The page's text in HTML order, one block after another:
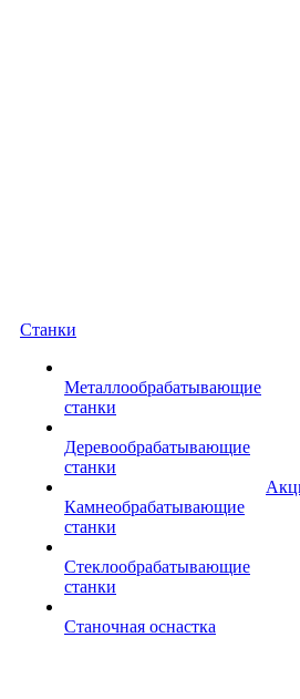
Станки
Металлообрабатывающие
станки
Деревообрабатывающие
станки
Камнеобрабатывающие
станки
Стеклообрабатывающие
станки
Станочная оснастка